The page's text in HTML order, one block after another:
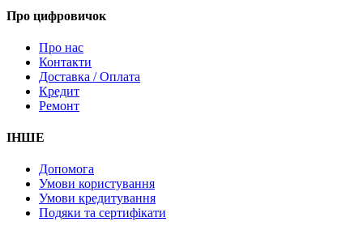
Про цифровичок
Про нас
Контакти
Доставка / Оплата
Кредит
Ремонт
ІНШЕ
Допомога
Умови користування
Умови кредитування
Подяки та сертифікати